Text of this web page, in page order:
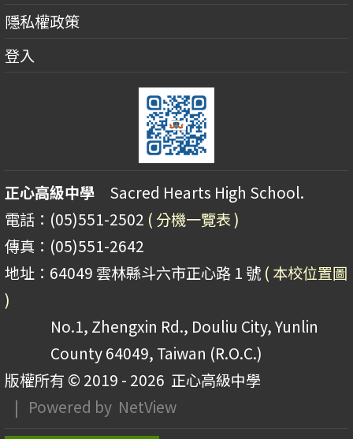
隱私權政策
登入
正心高級中學 Sacred Hearts High School.
電話：(05)551-2502 ( 分機一覽表 )
傳真：(05)551-2642
地址：64049 雲林縣斗六市正心路 1 號 ( 本校位置圖
)
No.1, Zhengxin Rd., Douliu City, Yunlin
County 64049, Taiwan (R.O.C.)
版權所有 © 2019 - 2026 正心高級中學
| Powered by NetView